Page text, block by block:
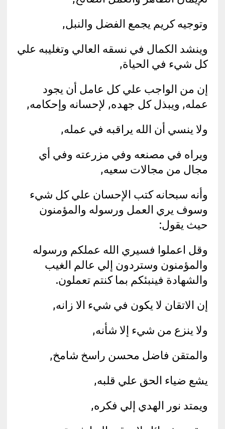
وتوجيه كريم يجمع الفضل والنبل,
وينشد الكمال في نسقه العالي وتغليبه علي
كل شيء في الحياة,
إن من الواجب علي كل عامل أن يجود
عمله, ويبذل كل جهده, لإحسانه وإحكامه,
ولا ينسي أن الله يراقبه في عمله,
ويراه في مصنعه وفي مزرعته وفي أي
مجال من مجالات سعيه,
وأنه سبحانه كتب الإحسان علي كل شيء
وسوف يري العمل ورسوله والمؤمنون
حيث يقول:
وقل اعملوا فسيري الله عملكم ورسوله
والمؤمنون وستردون إلي عالم الغيب
والشهادة فينبئكم بما كنتم تعملون.
إن الاتقان لا يكون في شيء الا زانه,
ولا ينزع من شيء إلا شأنه,
والمتقن فاضل محسن راسخ شامخ,
يشع ضياء الحق علي قلبه,
ويمتد نور الهدي إلي فكره,